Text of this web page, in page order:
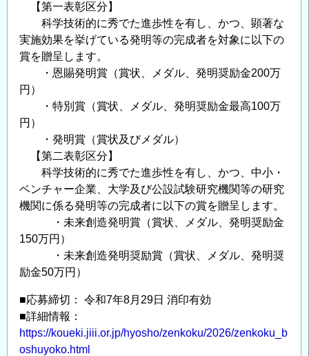
【第一表彰区分】
科学技術的に秀でた進歩性を有し、かつ、顕著な
実施効果を挙げている発明等の完成者を対象に以下の
賞を贈呈します。
・恩賜発明賞（賞状、メダル、発明奨励金200万
円）
・特別賞（賞状、メダル、発明奨励金最高100万
円）
・発明賞（賞状及びメダル）
【第二表彰区分】
科学技術的に秀でた進歩性を有し、かつ、中小・
ベンチャー企業、大学及び公設試験研究機関等の研究
機関に係る発明等の完成者に以下の賞を贈呈します。
・未来創造発明賞（賞状、メダル、発明奨励金
150万円）
・未来創造発明奨励賞（賞状、メダル、発明奨
励金50万円）
■応募締切： 令和7年8月29日 消印有効
■詳細情報：
https://koueki.jiii.or.jp/hyosho/zenkoku/2026/zenkoku_b
oshuyoko.html